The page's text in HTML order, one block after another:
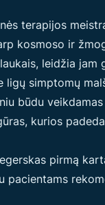
terapijos
kosmoso ir
leidžia
simptomų
būdu
kurios
pirmą
pacientams